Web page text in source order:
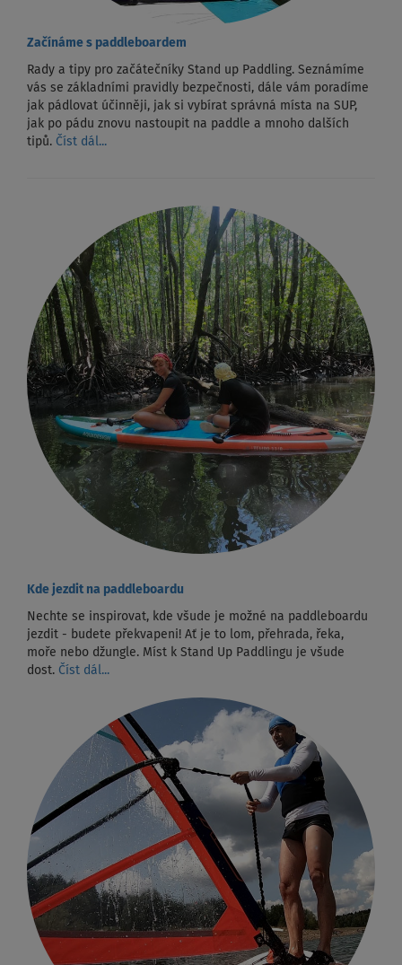
Začínáme s paddleboardem
Rady a tipy pro začátečníky Stand up Paddling. Seznámíme
vás se základními pravidly bezpečnosti, dále vám poradíme
jak pádlovat účinněji, jak si vybírat správná místa na SUP,
jak po pádu znovu nastoupit na paddle a mnoho dalších
tipů. Číst dál...
Kde jezdit na paddleboardu
Nechte se inspirovat, kde všude je možné na paddleboardu
jezdit - budete překvapeni! Ať je to lom, přehrada, řeka,
moře nebo džungle. Míst k Stand Up Paddlingu je všude
dost. Číst dál...